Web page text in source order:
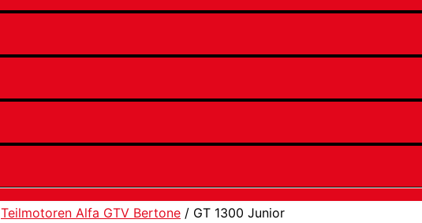
Teilmotoren Alfa GTV Bertone / GT 1300 Junior